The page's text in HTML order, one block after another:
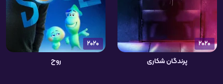
2020
پرندگان شکاری
2020
روح